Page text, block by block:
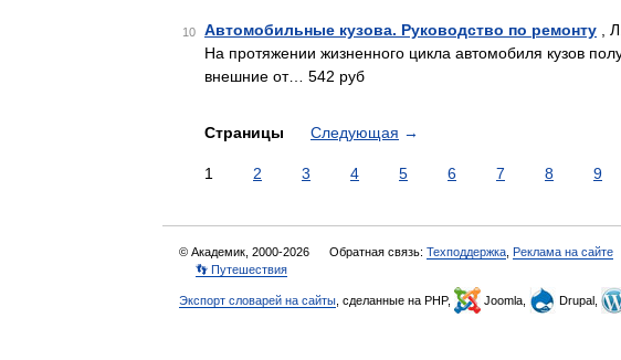
10 Автомобильные кузова. Руководство по ремонту ,
На протяжении жизненного цикла автомобиля кузов
внешние от… 542 руб
Страницы Следующая →
1 2 3 4 5 6 7 8 9
© Академик, 2000-2026 Обратная связь: Техподдержка Реклама на сайте
👣 Путешествия
Экспорт словарей на сайты , сделанные на PHP, Joomla, Drupal,